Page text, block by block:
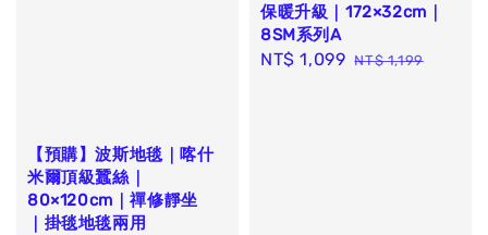
【預購】波斯地毯｜喀什
米爾頂級蠶絲｜
80×120cm｜禪修靜坐
｜掛毯地毯兩用
保暖升級｜172×32cm｜
8SM系列A
Sale
NT$ 1,099 Regular
NT$ 1,199